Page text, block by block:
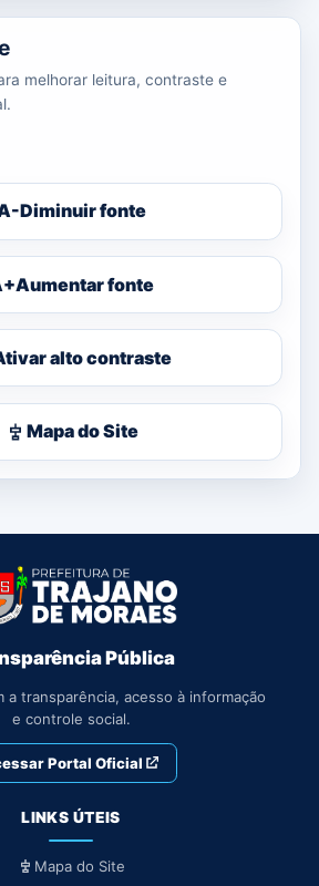
melhorar leitura, contraste e
Diminuir fonte
Aumentar fonte
alto contraste
Mapa do Site
Pública
a transparência, acesso à informação
e controle social.
Portal Oficial
LINKS ÚTEIS
Mapa do Site